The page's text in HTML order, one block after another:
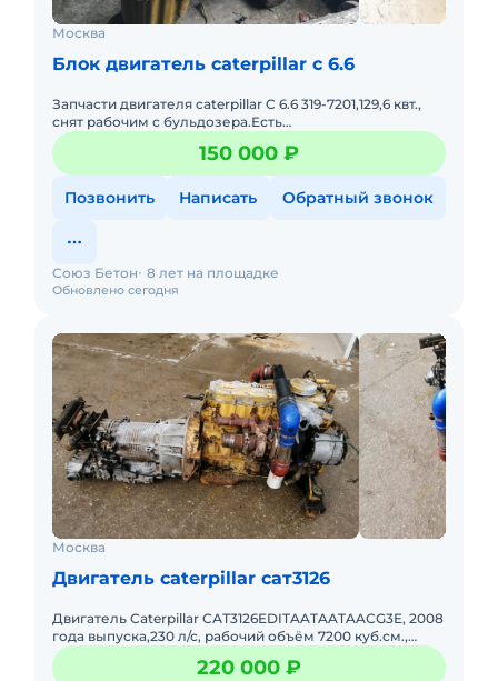
Москва
Блок двигатель caterpillar c 6.6
Запчасти двигателя caterpillar C 6.6 319-7201,129,6 квт.,
снят рабочим с бульдозера.Есть
коленвал,распредвал,турбина.Проведена диагностика
в специализированной150 000 ₽
Позвонить Написать Обратный звонок
Обновлено сегодня
Союз Бетон 8 лет на площадке
Москва
Двигатель caterpillar сат3126
Двигатель Caterpillar САТ3126EDITAATAATAACG3E, 2008
года выпуска,230 л/с, рабочий объём 7200 куб.см.,
полностью в рабочем состоянии. Осмотр в г.
Одинцово, Моско
220 000 ₽